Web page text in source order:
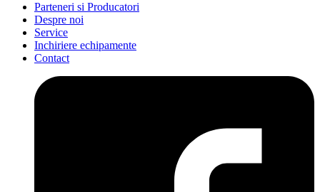
Parteneri si Producatori
Despre noi
Service
Inchiriere echipamente
Contact